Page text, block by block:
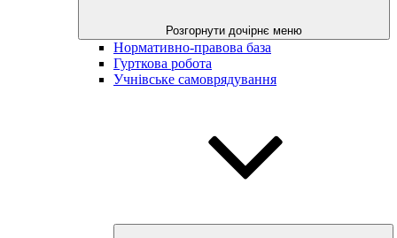
Розгорнути дочірнє меню
Нормативно-правова база
Гурткова робота
Учнівське самоврядування